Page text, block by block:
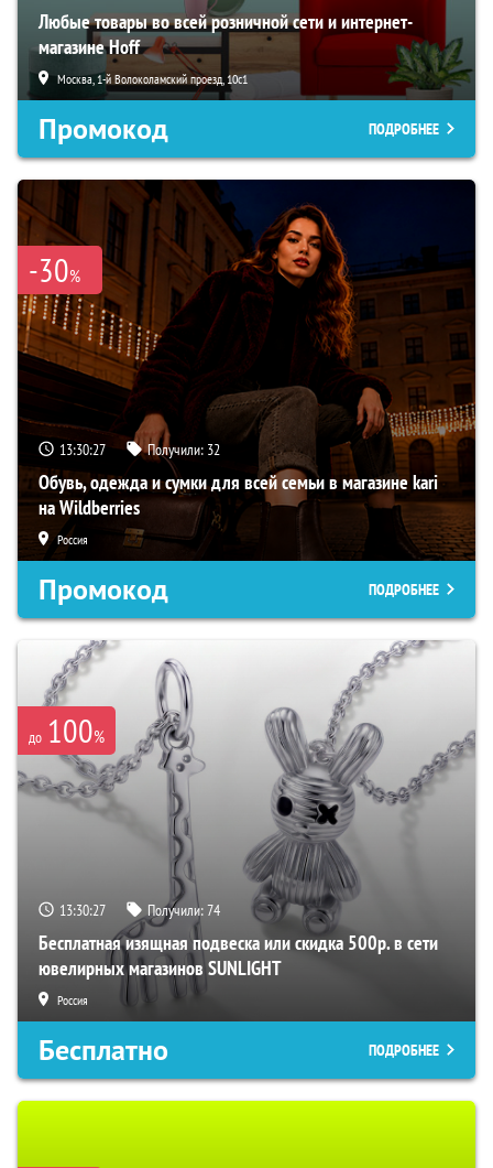
Любые товары во всей розничной сети и интернет-
магазине Hoff
Москва, 1-й Волоколамский проезд, 10с1
Промокод ПОДРОБНЕЕ
-30%
13:30:26 Получили: 32
Обувь, одежда и сумки для всей семьи в магазине kari
на Wildberries
Россия
Промокод ПОДРОБНЕЕ
до 100%
13:30:26 Получили:74
Бесплатная изящная подвеска или скидка 500р. в сети
ювелирных магазинов SUNLIGHT
Россия
Бесплатно ПОДРОБНЕЕ